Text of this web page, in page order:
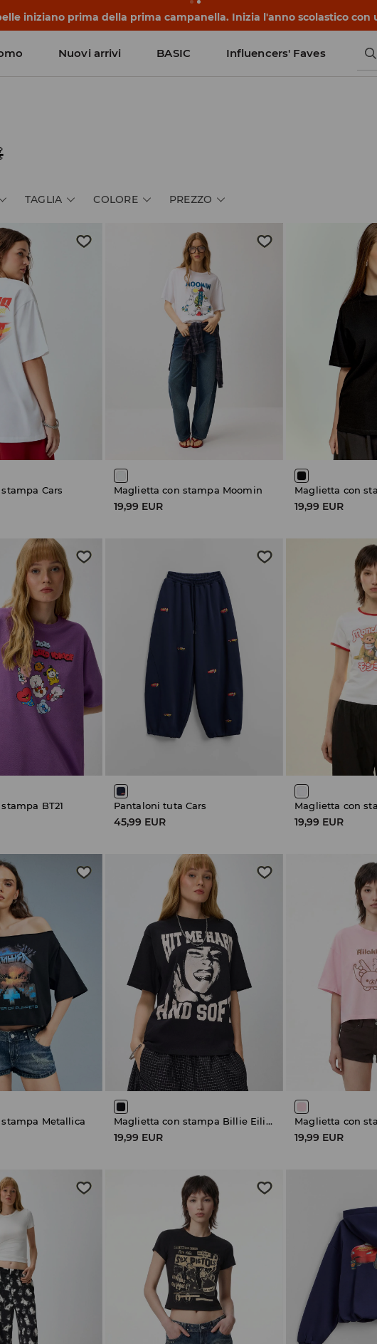
iniziano prima della prima campanella. Inizia l'anno scolastico con
Nuovi arrivi BASIC Influencers' Faves
TAGLIA COLORE PREZZO
Cars Maglietta con stampa Moomin
19,99 EUR 19,99 EUR
BT21 Pantaloni tuta Cars
45,99 EUR 19,99 EUR
Metallica Maglietta con stampa Billie Eilish Hit Me Hard and Soft
19,99 EUR 19,99 EUR